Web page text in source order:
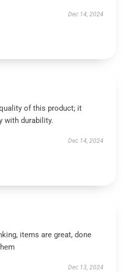
Dec 14, 2024
of this product; it
with durability.
Dec 14, 2024
items are great, done
Dec 13, 2024